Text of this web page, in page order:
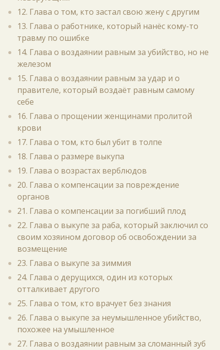
12. Глава о том, кто застал свою жену с другим
13. Глава о работнике, который нанёс кому-то
травму по ошибке
14. Глава о воздаянии равным за убийство, но не
железом
15. Глава о воздаянии равным за удар и о
правителе, который воздаёт равным самому
себе
16. Глава о прощении женщинами пролитой
крови
17. Глава о том, кто был убит в толпе
18. Глава о размере выкупа
19. Глава о возрастах верблюдов
20. Глава о компенсации за повреждение
органов
21. Глава о компенсации за погибший плод
22. Глава о выкупе за раба, который заключил со
своим хозяином договор об освобождении за
возмещение
23. Глава о выкупе за зиммия
24. Глава о дерущихся, один из которых
отталкивает другого
25. Глава о том, кто врачует без знания
26. Глава о выкупе за неумышленное убийство,
похожее на умышленное
27. Глава о воздаянии равным за сломанный зуб